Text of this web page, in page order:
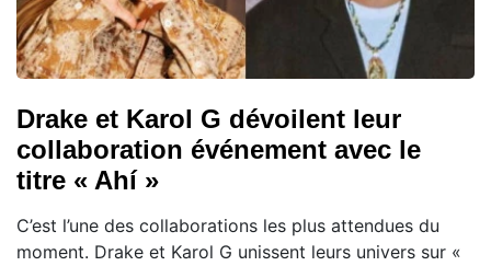
Drake et Karol G dévoilent leur
collaboration événement avec le
titre « Ahí »
C’est l’une des collaborations les plus attendues du
moment. Drake et Karol G unissent leurs univers sur «